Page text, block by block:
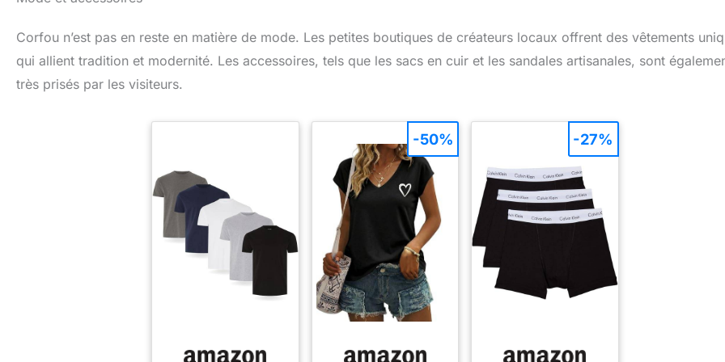
Corfou n’est pas en reste en matière de mode. Les petites boutiques de créateurs locaux offrent des vêtements
qui allient tradition et modernité. Les accessoires, tels que les sacs en cuir et les sandales artisanales, sont
très prisés par les visiteurs.
-50% -27%